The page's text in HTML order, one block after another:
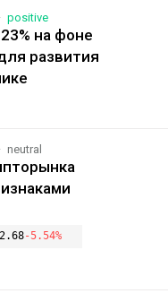
positive
на фоне
развития
neutral
-5.54%